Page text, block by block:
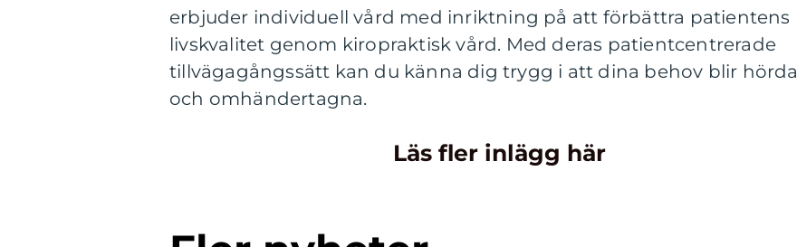
erbjuder individuell vård med inriktning på att förbättra patientens
livskvalitet genom kiropraktisk vård. Med deras patientcentrerade
tillvägagångssätt kan du känna dig trygg i att dina behov blir hörda
och omhändertagna.
Läs fler inlägg här